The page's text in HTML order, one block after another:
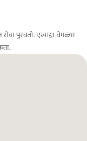
पुरवतो. एखाद्या वेगळ्या